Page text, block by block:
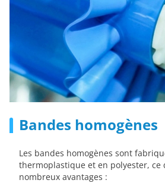
Bandes homogènes
Les bandes homogènes sont
thermoplastique et en polyester, ce
nombreux avantages :